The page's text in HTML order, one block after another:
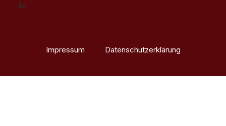
Impressum Datenschutzerklärung